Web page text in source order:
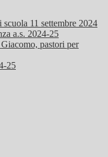
11 settembre 2024
a.s. 2024-25
pastori per
25